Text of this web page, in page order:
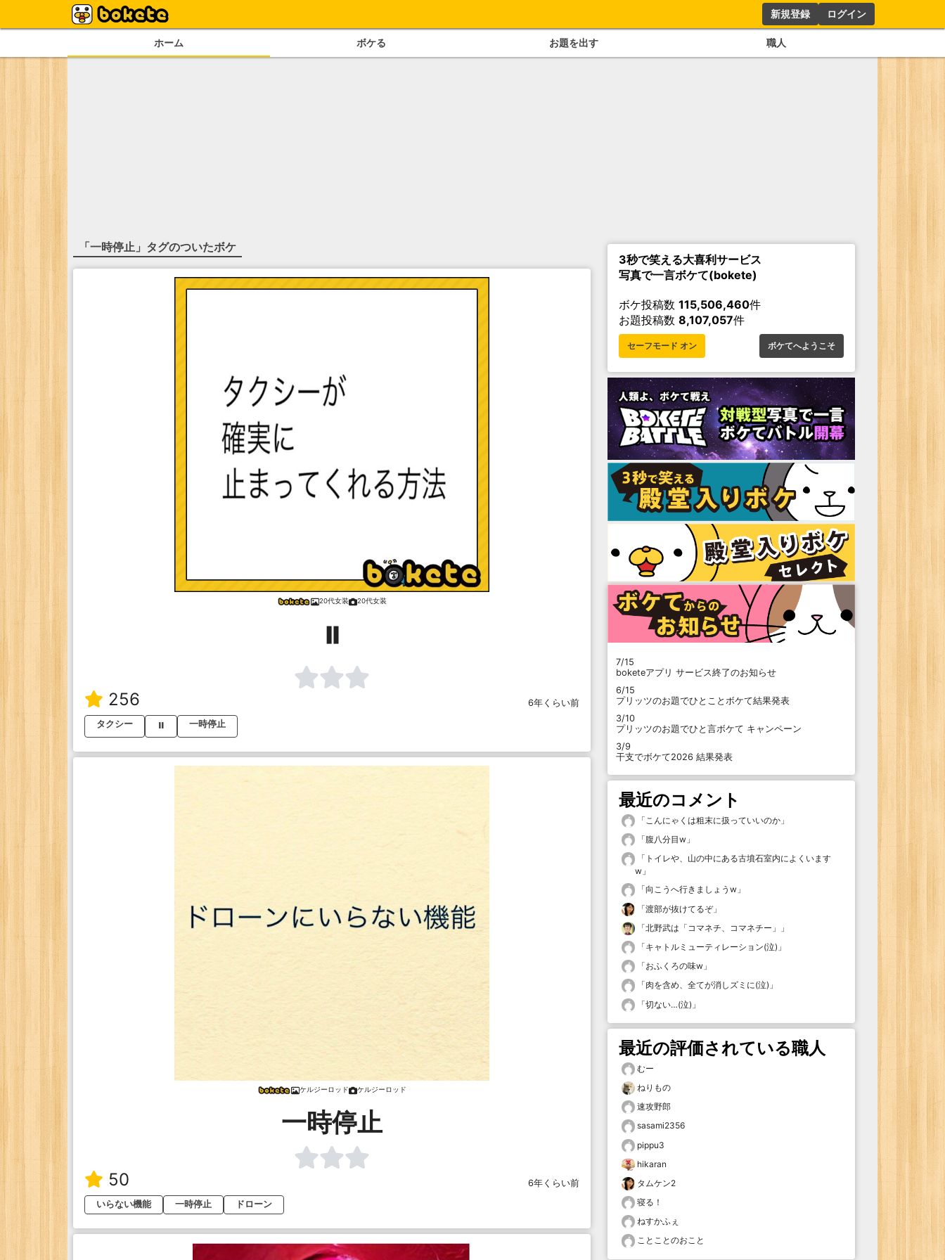
新規登録 ログイン
ホーム ボケる お題を出す 職人
「一時停止 」タグのついたボケ
20代女装 20代女装
⏸
256
6年くらい前
タクシー
⏸ 一時停止
ケルジーロッド ケルジーロッド
一時停止
50
6年くらい前
いらない機能
一時停止 ドローン
3秒で笑える大喜利サービス
写真で一言ボケて(bokete)
ボケ投稿数 115,506,460件
お題投稿数 8,107,057件
セーフモード オン ボケてへようこそ
7/15
boketeアプリ サービス終了のお知らせ
6/15
プリッツのお題でひとことボケて結果発表
3/10
プリッツのお題でひと言ボケて キャンペーン
3/9
干支でボケて2026 結果発表
最近のコメント
「こんにゃくは粗末に扱っていいのか 」
「腹八分目w 」
「 トイレや、山の中にある古墳石室内によくいます
w 」
「向こうへ行きましょうw 」
「渡部が抜けてるぞ」
「北野武は「コマネチ、コマネチー」
」
「キャトルミューティレーション(泣) 」
「おふくろの味w 」
「肉を含め、全てが消しズミに(泣) 」
「切ない…(泣) 」
最近の評価されている職人
むー
ねりもの
速攻野郎
sasami2356
pippu3
hikaran
タムケン2
寝る！
ねすかふぇ
ことことのおこと